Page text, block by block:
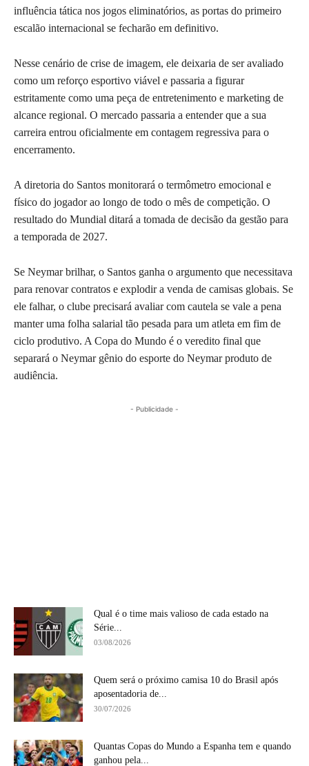
influência tática nos jogos eliminatórios, as portas do primeiro
escalão internacional se fecharão em definitivo.
Nesse cenário de crise de imagem, ele deixaria de ser avaliado
como um reforço esportivo viável e passaria a figurar
estritamente como uma peça de entretenimento e marketing de
alcance regional. O mercado passaria a entender que a sua
carreira entrou oficialmente em contagem regressiva para o
encerramento.
A diretoria do Santos monitorará o termômetro emocional e
físico do jogador ao longo de todo o mês de competição. O
resultado do Mundial ditará a tomada de decisão da gestão para
a temporada de 2027.
Se Neymar brilhar, o Santos ganha o argumento que necessitava
para renovar contratos e explodir a venda de camisas globais. Se
ele falhar, o clube precisará avaliar com cautela se vale a pena
manter uma folha salarial tão pesada para um atleta em fim de
ciclo produtivo. A Copa do Mundo é o veredito final que
separará o Neymar gênio do esporte do Neymar produto de
audiência.
- Publicidade -
Qual é o time mais valioso de cada estado na
Série...
03/08/2026
Quem será o próximo camisa 10 do Brasil após
aposentadoria de...
30/07/2026
Quantas Copas do Mundo a Espanha tem e quando
ganhou pela...